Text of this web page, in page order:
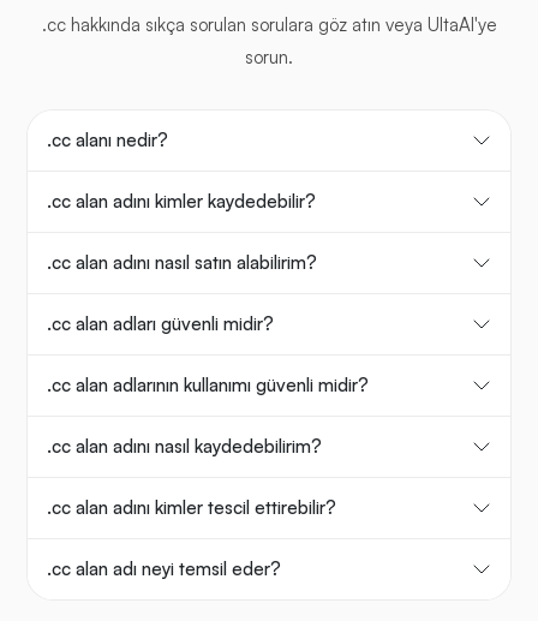
.cc hakkında sıkça sorulan sorulara göz atın veya UltaAI'ye
sorun.
.cc alanı nedir?
.cc alan adını kimler kaydedebilir?
.cc alan adını nasıl satın alabilirim?
.cc alan adları güvenli midir?
.cc alan adlarının kullanımı güvenli midir?
.cc alan adını nasıl kaydedebilirim?
.cc alan adını kimler tescil ettirebilir?
.cc alan adı neyi temsil eder?